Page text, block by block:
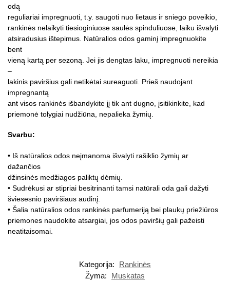
odą
reguliariai impregnuoti, t.y. saugoti nuo lietaus ir sniego poveikio,
rankinės nelaikyti tiesioginiuose saulės spinduliuose, laiku išvalyti
atsiradusius ištepimus. Natūralios odos gaminį impregnuokite
bent
vieną kartą per sezoną. Jei jis dengtas laku, impregnuoti nereikia
–
lakinis paviršius gali netikėtai sureaguoti. Prieš naudojant
impregnantą
ant visos rankinės išbandykite jį tik ant dugno, įsitikinkite, kad
priemonė tolygiai nudžiūna, nepalieka žymių.
Svarbu:
• Iš natūralios odos neįmanoma išvalyti rašiklio žymių ar
dažančios
džinsinės medžiagos paliktų dėmių.
• Sudrėkusi ar stipriai besitrinanti tamsi natūrali oda gali dažyti
šviesesnio paviršiaus audinį.
• Šalia natūralios odos rankinės parfumeriją bei plaukų priežiūros
priemones naudokite atsargiai, jos odos paviršių gali pažeisti
neatitaisomai.
Kategorija:
Rankinės
Žyma:
Muskatas